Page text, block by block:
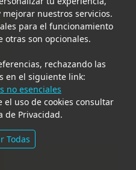
nuestros servicios.
para el funcionamiento
son opcionales.
rechazando las
en el siguiente link:
no esenciales
el uso de cookies consultar
de Privacidad.
Todas